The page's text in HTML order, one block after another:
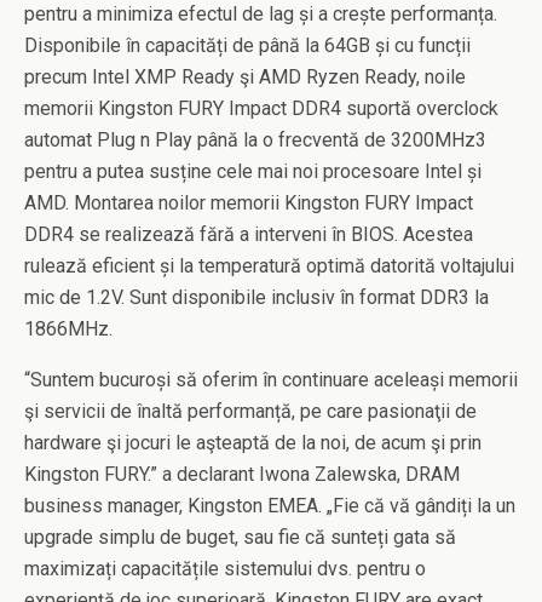
pentru a minimiza efectul de lag și a crește performanța.
Disponibile în capacități de până la 64GB și cu funcții
precum Intel XMP Ready şi AMD Ryzen Ready, noile
memorii Kingston FURY Impact DDR4 suportă overclock
automat Plug n Play până la o frecventă de 3200MHz3
pentru a putea susține cele mai noi procesoare Intel și
AMD. Montarea noilor memorii Kingston FURY Impact
DDR4 se realizează fără a interveni în BIOS. Acestea
rulează eficient și la temperatură optimă datorită voltajului
mic de 1.2V. Sunt disponibile inclusiv în format DDR3 la
1866MHz.
“Suntem bucuroși să oferim în continuare aceleași memorii
şi servicii de înaltă performanță, pe care pasionaţii de
hardware şi jocuri le aşteaptă de la noi, de acum şi prin
Kingston FURY.” a declarant Iwona Zalewska, DRAM
business manager, Kingston EMEA. „Fie că vă gândiți la un
upgrade simplu de buget, sau fie că sunteți gata să
maximizați capacitățile sistemului dvs. pentru o